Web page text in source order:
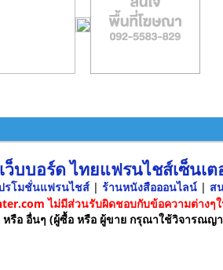
บบอร์ด ไทยแฟรนไชส์เซ็นเต
รโมชั่นแฟรนไชส์ | ร้านหนังสือออนไลน์ | ส
ไม่มีส่วนรับผิดชอบกับข้อความต่างๆ
หรือ อื่นๆ (ผู้ซื้อ หรือ ผู้ขาย กรุณาใช้วิจารณญ